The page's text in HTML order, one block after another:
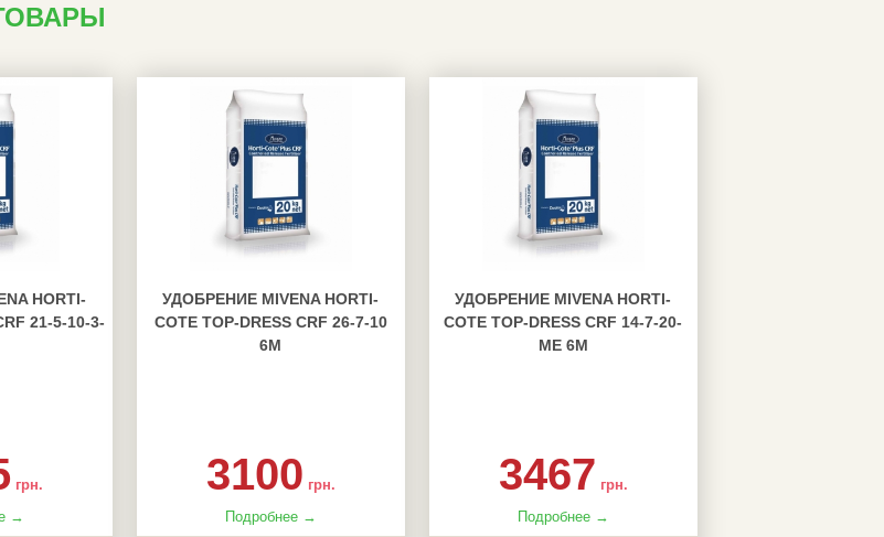
HORTI-
21-5-10-3-
грн.
→
УДОБРЕНИЕ MIVENA HORTI-
COTE TOP-DRESS CRF 26-7-10
6M
3100 грн.
Подробнее →
УДОБРЕНИЕ MIVENA HORTI-
COTE TOP-DRESS CRF 14-7-20-
ME 6M
3467 грн.
Подробнее →